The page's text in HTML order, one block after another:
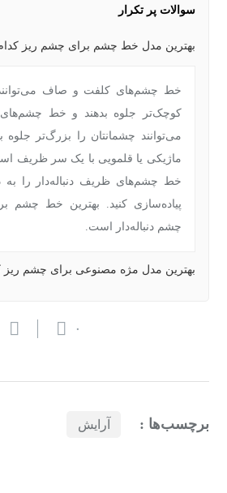
سوالات پر تکرار
بهترین مدل خط چشم برای چشم ریز
خط چشم‌های کلفت و صاف
کوچک‌تر جلوه بدهند و خط چشم‌های
می‌توانند چشمانتان را بزرگ‌تر
ماژیکی یا قلمویی با یک سر ظریف
خط چشم‌های ظریف دنباله‌دار را
پیاده‌سازی کنید. بهترین خط
چشم دنباله‌دار است.
بهترین مدل مژه مصنوعی برای چشم
۰
برچسب‌ها : آرایش